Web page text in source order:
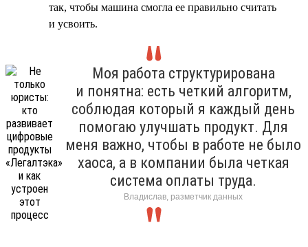
так, чтобы машина смогла ее правильно считать
и усвоить.
Моя работа структурирована
и понятна: есть четкий алгоритм,
соблюдая который я каждый день
помогаю улучшать продукт. Для
меня важно, чтобы в работе не было
хаоса, а в компании была четкая
система оплаты труда.
Владислав, разметчик данных